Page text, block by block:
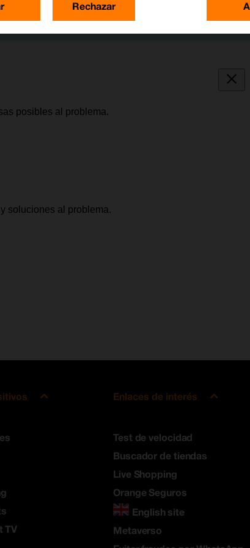
posibles al problema.
soluciones al problema.
TV
Enlaces de interés
Test de velocidad
Buscador de tiendas
Live Shopping
Orange Seguros
English site
Metaverso
Rechazar